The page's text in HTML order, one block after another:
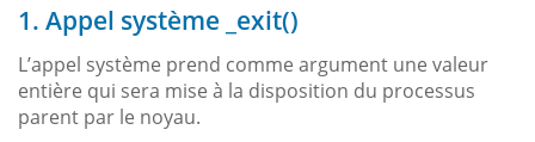
1. Appel système _exit()
L’appel système prend comme argument une valeur
entière qui sera mise à la disposition du processus
parent par le noyau.